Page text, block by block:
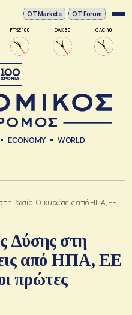
FTSE 100 DAX 30 CAC 40
ΟΤ Markets OT Forum
ECONOMY WORLD
Ρωσία: Oι κυρώσεις από ΗΠΑ, ΕΕ
Δύσης στη
από ΗΠΑ, ΕΕ
πρώτες